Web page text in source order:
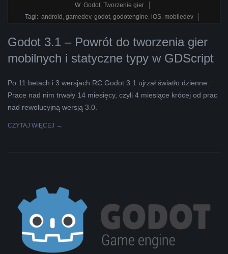
W Godot, Tworzenie gier
Tagi: android , gamedev, godot, godotengine, iOS, mobiledev
Godot 3.1 – Powrót do tworzenia gier
mobilnych i statyczne typy w GDScript
Po 11 betach i 3 wersjach RC Godot 3.1 ujrzał światło dzienne.
Prace nad nim trwały 14 miesięcy, czyli 4 miesiące krócej od prac
nad rewolucyjną wersją 3.0.
CZYTAJ WIĘCEJ →